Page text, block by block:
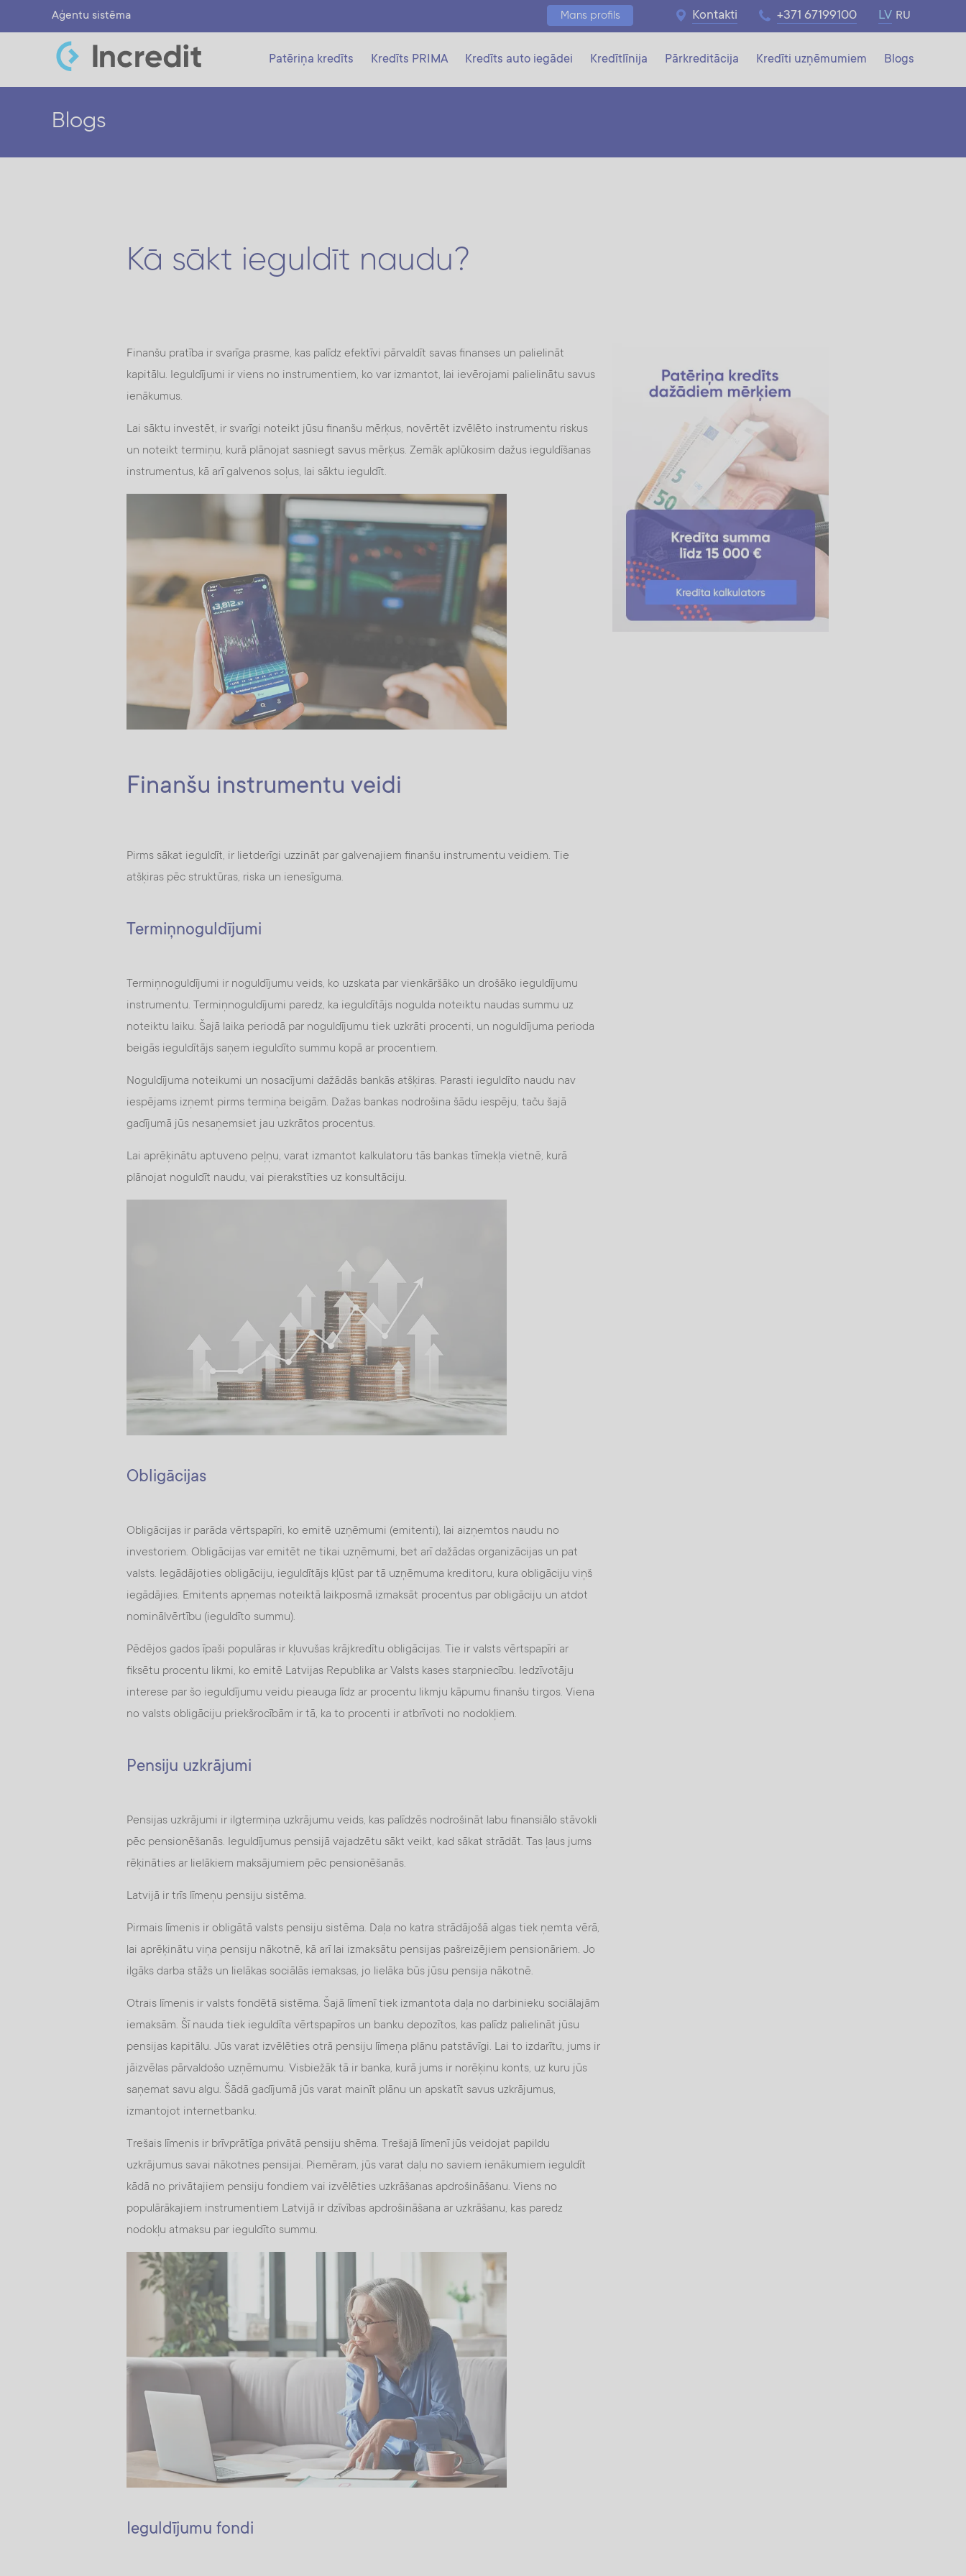
Aģentu sistēma Mans profils Kontakti +371 67199100 RU
LV
Patēriņa kredīts Kredīts PRIMA Kredīts auto iegādei Kredītlīnija Pārkreditācija Kredīti uzņēmumiem Blogs
Blogs
Kā sākt ieguldīt naudu?
Finanšu pratība ir svarīga prasme, kas palīdz efektīvi pārvaldīt savas finanses un palielināt
kapitālu. Ieguldījumi ir viens no instrumentiem, ko var izmantot, lai ievērojami palielinātu savus
ienākumus.
Lai sāktu investēt, ir svarīgi noteikt jūsu finanšu mērķus, novērtēt izvēlēto instrumentu riskus
un noteikt termiņu, kurā plānojat sasniegt savus mērķus. Zemāk aplūkosim dažus ieguldīšanas
instrumentus, kā arī galvenos soļus, lai sāktu ieguldīt.
Finanšu instrumentu veidi
Pirms sākat ieguldīt, ir lietderīgi uzzināt par galvenajiem finanšu instrumentu veidiem. Tie
atšķiras pēc struktūras, riska un ienesīguma.
Termiņnoguldījumi
Termiņnoguldījumi ir noguldījumu veids, ko uzskata par vienkāršāko un drošāko ieguldījumu
instrumentu. Termiņnoguldījumi paredz, ka ieguldītājs nogulda noteiktu naudas summu uz
noteiktu laiku. Šajā laika periodā par noguldījumu tiek uzkrāti procenti, un noguldījuma perioda
beigās ieguldītājs saņem ieguldīto summu kopā ar procentiem.
Noguldījuma noteikumi un nosacījumi dažādās bankās atšķiras. Parasti ieguldīto naudu nav
iespējams izņemt pirms termiņa beigām. Dažas bankas nodrošina šādu iespēju, taču šajā
gadījumā jūs nesaņemsiet jau uzkrātos procentus.
Lai aprēķinātu aptuveno peļņu, varat izmantot kalkulatoru tās bankas tīmekļa vietnē, kurā
plānojat noguldīt naudu, vai pierakstīties uz konsultāciju.
Obligācijas
Obligācijas ir parāda vērtspapīri, ko emitē uzņēmumi (emitenti), lai aizņemtos naudu no
investoriem. Obligācijas var emitēt ne tikai uzņēmumi, bet arī dažādas organizācijas un pat
valsts. Iegādājoties obligāciju, ieguldītājs kļūst par tā uzņēmuma kreditoru, kura obligāciju viņš
iegādājies. Emitents apņemas noteiktā laikposmā izmaksāt procentus par obligāciju un atdot
nominālvērtību (ieguldīto summu).
Pēdējos gados īpaši populāras ir kļuvušas krājkredītu obligācijas. Tie ir valsts vērtspapīri ar
fiksētu procentu likmi, ko emitē Latvijas Republika ar Valsts kases starpniecību. Iedzīvotāju
interese par šo ieguldījumu veidu pieauga līdz ar procentu likmju kāpumu finanšu tirgos. Viena
no valsts obligāciju priekšrocībām ir tā, ka to procenti ir atbrīvoti no nodokļiem.
Pensiju uzkrājumi
Pensijas uzkrājumi ir ilgtermiņa uzkrājumu veids, kas palīdzēs nodrošināt labu finansiālo stāvokli
pēc pensionēšanās. Ieguldījumus pensijā vajadzētu sākt veikt, kad sākat strādāt. Tas ļaus jums
rēķināties ar lielākiem maksājumiem pēc pensionēšanās.
Latvijā ir trīs līmeņu pensiju sistēma.
Pirmais līmenis ir obligātā valsts pensiju sistēma. Daļa no katra strādājošā algas tiek ņemta vērā,
lai aprēķinātu viņa pensiju nākotnē, kā arī lai izmaksātu pensijas pašreizējiem pensionāriem. Jo
ilgāks darba stāžs un lielākas sociālās iemaksas, jo lielāka būs jūsu pensija nākotnē.
Otrais līmenis ir valsts fondētā sistēma. Šajā līmenī tiek izmantota daļa no darbinieku sociālajām
iemaksām. Šī nauda tiek ieguldīta vērtspapīros un banku depozītos, kas palīdz palielināt jūsu
pensijas kapitālu. Jūs varat izvēlēties otrā pensiju līmeņa plānu patstāvīgi. Lai to izdarītu, jums ir
jāizvēlas pārvaldošo uzņēmumu. Visbiežāk tā ir banka, kurā jums ir norēķinu konts, uz kuru jūs
saņemat savu algu. Šādā gadījumā jūs varat mainīt plānu un apskatīt savus uzkrājumus,
izmantojot internetbanku.
Trešais līmenis ir brīvprātīga privātā pensiju shēma. Trešajā līmenī jūs veidojat papildu
uzkrājumus savai nākotnes pensijai. Piemēram, jūs varat daļu no saviem ienākumiem ieguldīt
kādā no privātajiem pensiju fondiem vai izvēlēties uzkrāšanas apdrošināšanu. Viens no
populārākajiem instrumentiem Latvijā ir dzīvības apdrošināšana ar uzkrāšanu, kas paredz
nodokļu atmaksu par ieguldīto summu.
Ieguldījumu fondi